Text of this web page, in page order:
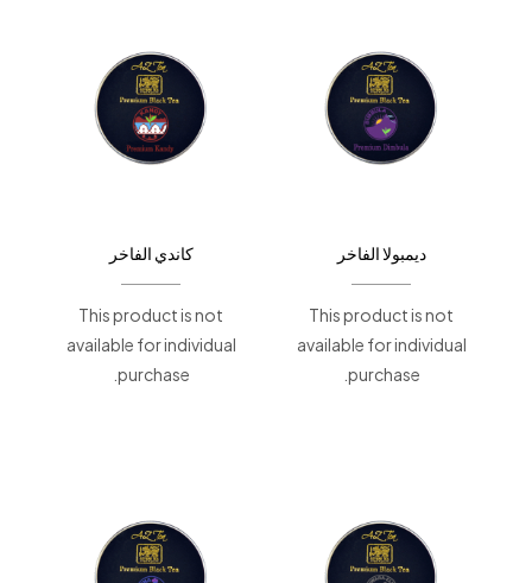
ديمبولا الفاخر
This product is not
available for individual
purchase.
كاندي الفاخر
This product is not
available for individual
purchase.